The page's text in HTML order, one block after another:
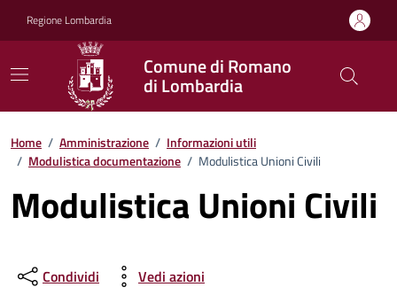
Regione Lombardia
Comune di Romano
di Lombardia
Home / Amministrazione / Informazioni utili
/ Modulistica documentazione / Modulistica Unioni Civili
Modulistica Unioni Civili
Condividi Vedi azioni